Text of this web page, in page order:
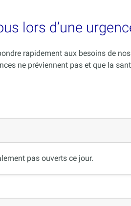
lors d’une
rapidement aux besoins de
ne préviennent pas et que la
pas ouverts ce jour.